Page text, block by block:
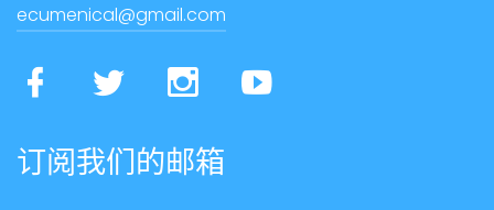
ecumenical@gmail.com
订阅我们的邮箱